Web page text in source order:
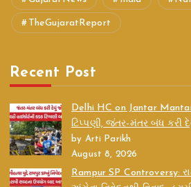
TheGujaratReport
Recent Post
Delhi HC on Jantar Mantar:
ટિપ્પણી, જંતર-મંતર બંધ કરી
by Arti Parikh
August 8, 2026
Rampur SP Controversy: